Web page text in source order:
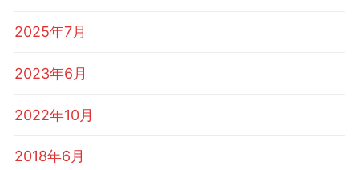
2025年7月
2023年6月
2022年10月
2018年6月